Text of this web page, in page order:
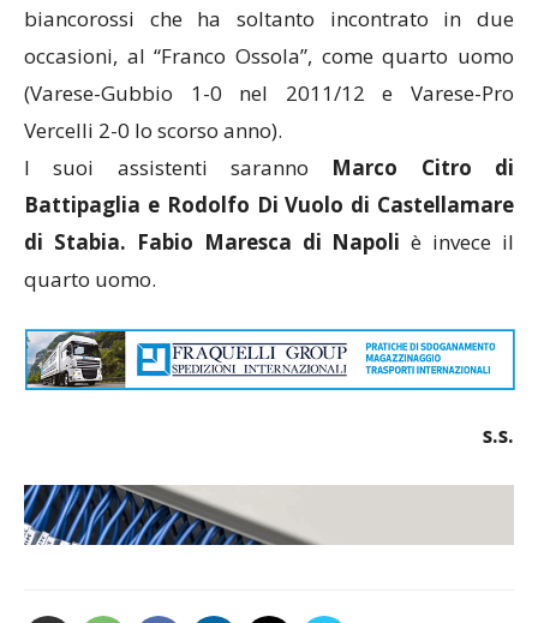
biancorossi che ha soltanto incontrato in due
occasioni, al “Franco Ossola”, come quarto uomo
(Varese-Gubbio 1-0 nel 2011/12 e Varese-Pro
Vercelli 2-0 lo scorso anno).
I suoi assistenti saranno Marco Citro di
Battipaglia e Rodolfo Di Vuolo di Castellamare
di Stabia. Fabio Maresca di Napoli è invece il
quarto uomo.
s.s.